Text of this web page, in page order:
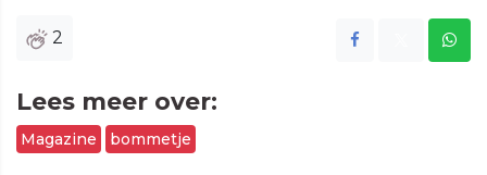
2
Lees meer over:
Magazine bommetje